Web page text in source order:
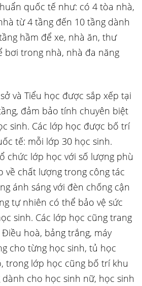
quốc tế như: có 4 tòa nhà,
từ 4 tầng đến 10 tầng dành
hầm để xe, nhà ăn, thư
bơi trong nhà, nhà đa năng
và Tiểu học được sắp xếp tại
đảm bảo tính chuyên biệt
sinh. Các lớp học được bố trí
tế: mỗi lớp 30 học sinh.
chức lớp học với số lượng phù
về chất lượng trong công tác
ánh sáng với đèn chống cận
tự nhiên có thể bảo vệ sức
sinh. Các lớp học cũng trang
hoà, bảng trắng, máy
cho từng học sinh, tủ học
trong lớp học cũng bố trí khu
cho học sinh nữ, học sinh